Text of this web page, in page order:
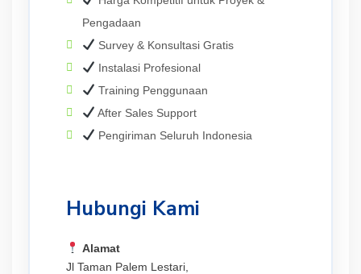
Pengadaan
Survey & Konsultasi Gratis
Instalasi Profesional
Training Penggunaan
After Sales Support
Pengiriman Seluruh Indonesia
Hubungi Kami
Alamat
Jl Taman Palem Lestari,